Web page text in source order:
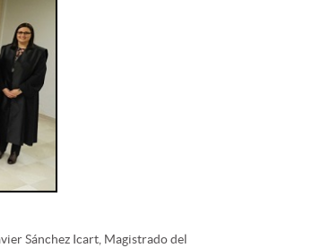
Sánchez Icart, Magistrado del